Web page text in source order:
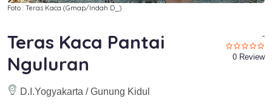
Foto : Teras Kaca (Gmap/Indah D_)
Teras Kaca Pantai
Nguluran
D.I.Yogyakarta / Gunung Kidul
-
0 Review